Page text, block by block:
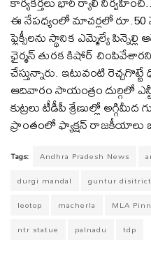
ఈ నేపధ్యంలో మాచర్లలో రూ.50
ఫ్లెక్సీలను స్థానిక ఎమ్మెల్యే
ఛైర్మన్ తురక కిషోర్
చేస్తున్నారు. ఇటువంటి
ఆదివారం సాయంత్రం దుర్గిలో
కుట్రలు టీడీపీ శ్రేణుల్లో
ప్రాంతంలో ఫ్యాక్షన్ రాజకీయాలు
Tags: Andhra Pradesh News
durgi mandal
guntur disitrict
leotop
macherla
MLA
ntr statue
palnadu tdp